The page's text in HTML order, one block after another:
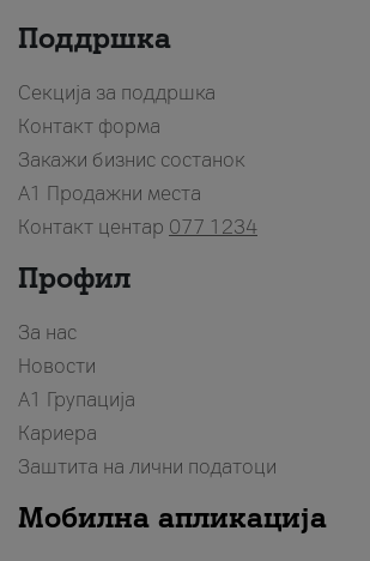
Поддршка
Секција за поддршка
Контакт форма
Закажи бизнис состанок
A1 Продажни места
Контакт центар 077 1234
Профил
За нас
Новости
А1 Групација
Кариера
Заштита на лични податоци
Мобилна апликација